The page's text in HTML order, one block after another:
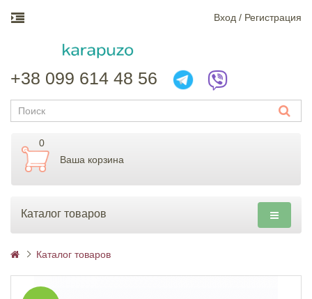
Вход / Регистрация
+38 099 614 48 56
0
Ваша корзина
Каталог товаров
Каталог товаров